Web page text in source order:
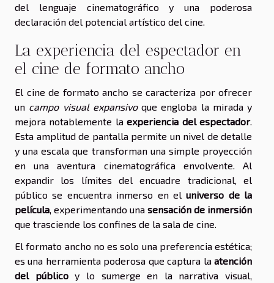
del lenguaje cinematográfico y una poderosa
declaración del potencial artístico del cine.
La experiencia del espectador en
el cine de formato ancho
El cine de formato ancho se caracteriza por ofrecer
un campo visual expansivoque engloba la mirada y
mejora notablemente laexperiencia del espectador.
Esta amplitud de pantalla permite un nivel de detalle
y una escala que transforman una simple proyección
en una aventura cinematográfica envolvente. Al
expandir los límites del encuadre tradicional, el
público se encuentra inmerso en eluniverso de la
película , experimentando una sensación de inmersión
que trasciende los confines de la sala de cine.
El formato ancho no es solo una preferencia estética;
es una herramienta poderosa que captura la atención
del públicoy lo sumerge en la narrativa visual,